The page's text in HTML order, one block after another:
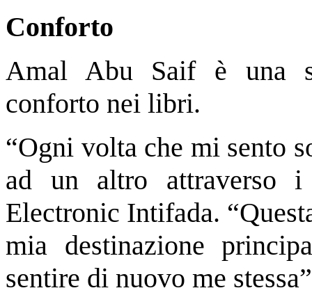
Conforto
Amal Abu Saif è una
conforto nei libri.
“Ogni volta che mi sento
ad un
altro attraverso
Electronic Intifada.
mia destinazione
sentire di nuovo me